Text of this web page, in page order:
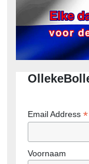
Email Address *
Voornaam